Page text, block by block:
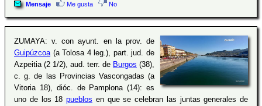
Mensaje Me gusta No
ZUMAYA: v. con ayunt. en la prov. de
Guipúzcoa(a Tolosa 4 leg.), part. jud. de
Azpeitia (2 1/2), aud. terr. de Burgos (38),
c. g. de las Provincias Vascongadas (a
Vitoria 18), dióc. de Pamplona (14): es
uno de los 18 pueblos en que se celebran las juntas generales de